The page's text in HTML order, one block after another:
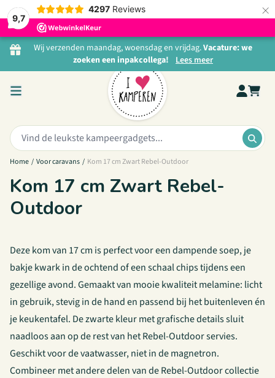
9,7
4297 Reviews ×
Ga naar de inhoud
Wij verzenden maandag, woensdag en vrijdag.Vacature: we
zoeken een inpakcollega! Lees meer
Zoeken:
Home / Voor caravans / Kom 17 cm Zwart Rebel-Outdoor
Kom 17 cm Zwart Rebel-
Outdoor
Deze kom van 17 cm is perfect voor een dampende soep, je
bakje kwark in de ochtend of een schaal chips tijdens een
gezellige avond. Gemaakt van mooie kwaliteit melamine: licht
in gebruik, stevig in de hand en passend bij het buitenleven én
je keukentafel. De zwarte kleur met grafische details sluit
naadloos aan op de rest van het Rebel-Outdoor servies.
Geschikt voor de vaatwasser, niet in de magnetron.
Combineer met andere delen van deRebel-Outdoor collectie